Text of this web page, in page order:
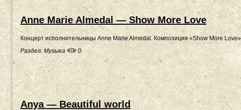
Anne Marie Almedal — Show More Love
Концерт исполнительницы Anne Marie Almedal. Композиция «Show More
Раздел: Музыка 0
Anya — Beautiful world